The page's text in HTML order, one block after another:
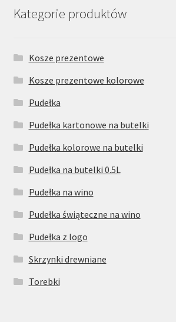
Kategorie produktów
Kosze prezentowe
Kosze prezentowe kolorowe
Pudełka
Pudełka kartonowe na butelki
Pudełka kolorowe na butelki
Pudełka na butelki 0.5L
Pudełka na wino
Pudełka świąteczne na wino
Pudełka z logo
Skrzynki drewniane
Torebki